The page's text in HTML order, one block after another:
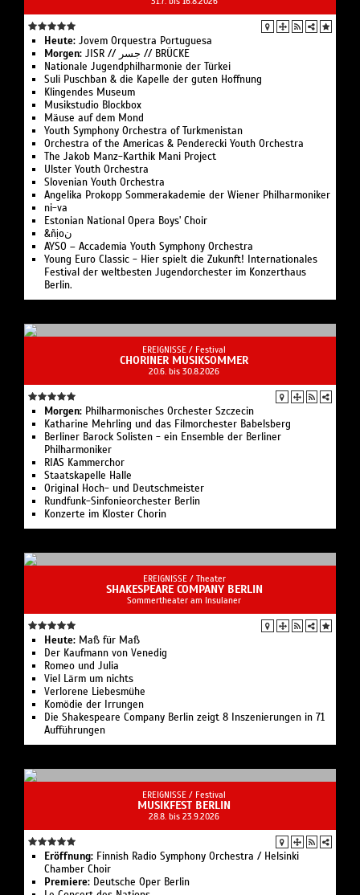
Heute: Jovem Orques­tra Portuguesa
Morgen:
JISR // جسر // BRÜCKE
Nationale Jugend­philharmonie der Türkei
Suli Pusch­ban & die Ka­pelle der gu­ten Hoff­nung
Klingendes Museum
Musikstudio Blockbox
Mäuse auf dem Mond
Youth Symphony Orchestra of Turk­menistan
Or­ches­tra of the Ameri­cas & Pen­de­recki Youth Orchestra
The Jakob Manz-Karthik Mani Project
Ulster Youth Or­chestra
Slo­ve­ni­an Youth Orchestra
Angelika Pro­kopp Som­mer­akademie der Wiener Philharmoniker
ni-va
Estonian National Opera Boys' Choir
&ñịoن
AYSO – Accademia Youth Symphony Orchestra
Young Euro Classic - Hier spielt die Zukunft! Internationales
Festival der weltbesten Jugendorchester im Konzerthaus
Berlin.
EREIGNISSE / Festival
CHORINER MUSIKSOMMER
20.6. bis 30.8.2026
Morgen: Philharmonisches Orchester Szczecin
Katharine Mehrling und das Filmorchester Babelsberg
Berliner Barock Solisten - ein Ensemble der Berliner
Philharmoniker
RIAS Kammerchor
Staatskapelle Halle
Original Hoch- und Deutschmeister
Rundfunk-Sinfonieorchester Berlin
Konzerte im Kloster Chorin
EREIGNISSE / Theater
SHAKESPEARE COMPANY BERLIN
Sommertheater am Insulaner
Heute: Maß für Maß
Der Kaufmann von Venedig
Romeo und Julia
Viel Lärm um nichts
Verlorene Liebesmühe
Komödie der Irrungen
Die Shakespeare Company Berlin zeigt 8 Inszenierungen in 71
Aufführungen
EREIGNISSE / Festival
MUSIKFEST BERLIN
28.8. bis 23.9.2026
Eröffnung: Finnish Radio Symphony Orchestra / Helsinki
Chamber Choir
Premiere: Deutsche Oper Berlin